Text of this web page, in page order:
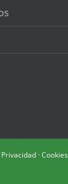
Privacidad ·Cookies